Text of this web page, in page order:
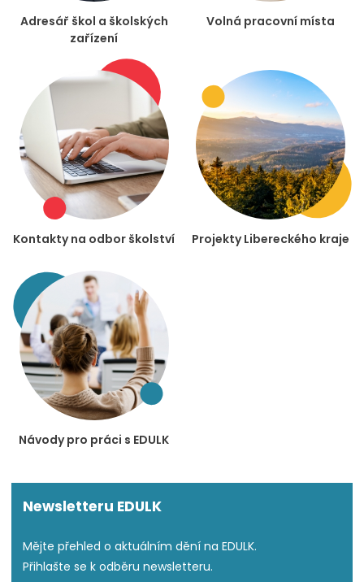
Adresář škol a školských
zařízení
Volná pracovní místa
Kontakty na odbor školství Projekty Libereckého kraje
Návody pro práci s EDULK
Newsletteru EDULK
Mějte přehled o aktuálním dění na EDULK.
Přihlašte se k odběru newsletteru.